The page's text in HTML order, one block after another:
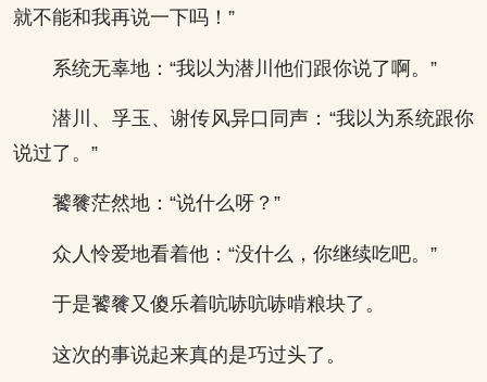
就不能和我再说一下吗！”
系统无辜地：“我以为潜川他们跟你说了啊。”
潜川、孚玉、谢传风异口同声：“我以为系统跟你
说过了。”
饕餮茫然地：“说什么呀？”
众人怜爱地看着他：“没什么，你继续吃吧。”
于是饕餮又傻乐着吭哧吭哧啃粮块了。
这次的事说起来真的是巧过头了。